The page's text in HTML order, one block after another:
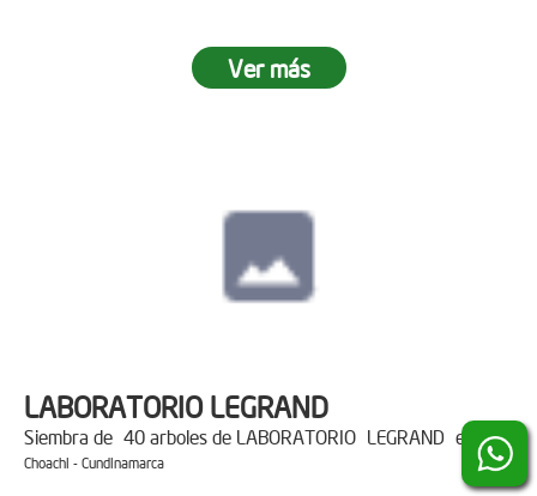
Ver más
LABORATORIO LEGRAND
Siembra de 40 arboles de LABORATORIO LEGRAND en
Choachi - Cundinamarca